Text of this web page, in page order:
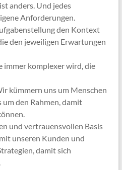
anders. Und jedes
Anforderungen.
den Kontext
den jeweiligen Erwartungen
immer komplexer wird, die
kümmern uns um Menschen
den Rahmen, damit
und vertrauensvollen Basis
unseren Kunden und
damit sich